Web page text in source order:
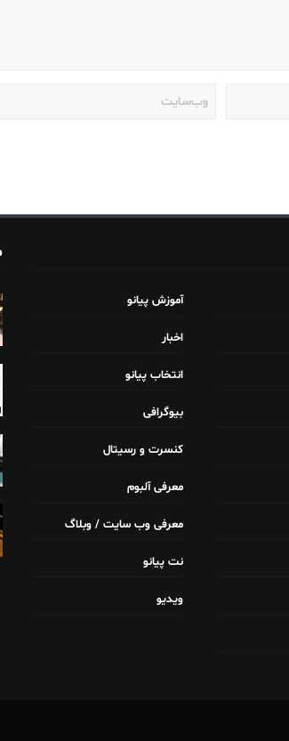
آموزش پیانو
اخبار
انتخاب پیانو
بیوگرافی
کنسرت و رسیتال
معرفی آلبوم
معرفی وب سایت / وبلاگ
نت پیانو
ویدیو